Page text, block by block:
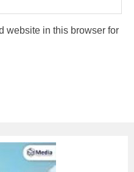
website in this browser for